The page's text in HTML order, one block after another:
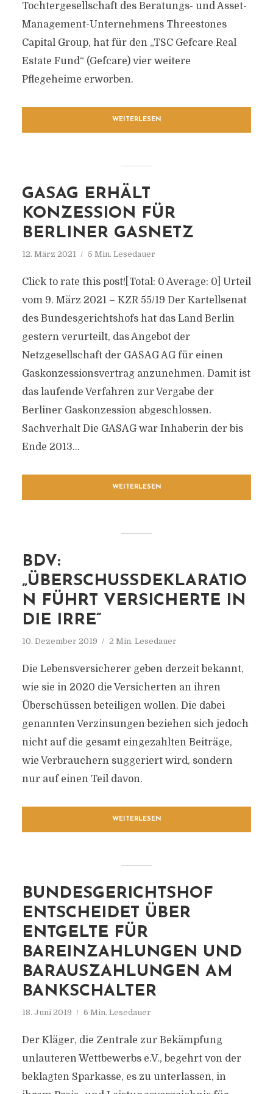
Tochtergesellschaft des Beratungs- und Asset-
Management-Unternehmens Threestones
Capital Group, hat für den „TSC Gefcare Real
Estate Fund“ (Gefcare) vier weitere
Pflegeheime erworben.
WEITERLESEN
GASAG ERHÄLT
KONZESSION FÜR
BERLINER GASNETZ
12. März 2021 5 Min. Lesedauer
Click to rate this post![Total: 0 Average: 0] Urteil
vom 9. März 2021 – KZR 55/19 Der Kartellsenat
des Bundesgerichtshofs hat das Land Berlin
gestern verurteilt, das Angebot der
Netzgesellschaft der GASAG AG für einen
Gaskonzessionsvertrag anzunehmen. Damit ist
das laufende Verfahren zur Vergabe der
Berliner Gaskonzession abgeschlossen.
Sachverhalt Die GASAG war Inhaberin der bis
Ende 2013...
WEITERLESEN
BDV:
„ÜBERSCHUSSDEKLARATIO
N FÜHRT VERSICHERTE IN
DIE IRRE“
10. Dezember 2019 2 Min. Lesedauer
Die Lebensversicherer geben derzeit bekannt,
wie sie in 2020 die Versicherten an ihren
Überschüssen beteiligen wollen. Die dabei
genannten Verzinsungen beziehen sich jedoch
nicht auf die gesamt eingezahlten Beiträge,
wie Verbrauchern suggeriert wird, sondern
nur auf einen Teil davon.
WEITERLESEN
BUNDESGERICHTSHOF
ENTSCHEIDET ÜBER
ENTGELTE FÜR
BAREINZAHLUNGEN UND
BARAUSZAHLUNGEN AM
BANKSCHALTER
18. Juni 2019 6 Min. Lesedauer
Der Kläger, die Zentrale zur Bekämpfung
unlauteren Wettbewerbs e.V., begehrt von der
beklagten Sparkasse, es zu unterlassen, in